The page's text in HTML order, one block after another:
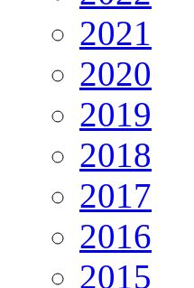
2021
2020
2019
2018
2017
2016
2015